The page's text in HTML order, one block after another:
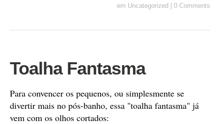
em Uncategorized 0 Comments
Toalha Fantasma
Para convencer os pequenos, ou simplesmente se
divertir mais no pós-banho, essa "toalha fantasma" já
vem com os olhos cortados: